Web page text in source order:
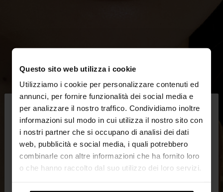
Questo sito web utilizza i cookie
Utilizziamo i cookie per personalizzare contenuti ed
annunci, per fornire funzionalità dei social media e
per analizzare il nostro traffico. Condividiamo inoltre
informazioni sul modo in cui utilizza il nostro sito con
i nostri partner che si occupano di analisi dei dati
web, pubblicità e social media, i quali potrebbero
combinarle con altre informazioni che ha fornito loro
o che hanno raccolto dal suo utilizzo dei loro servizi.
ciao ×
Stai accedendo al sito da Italia. Vuoi navigare sul
nostro sito United States?